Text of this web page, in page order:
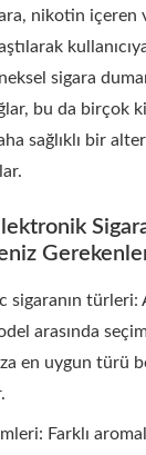
nikotin içeren
sigara
bu da birçok
sağlıklı bir
sigaranın türleri:
arasında
en uygun türü
Farklı